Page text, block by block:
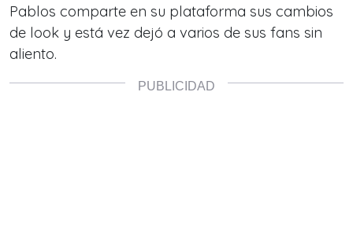
Pablos comparte en su plataforma sus cambios
de look y está vez dejó a varios de sus fans sin
aliento.